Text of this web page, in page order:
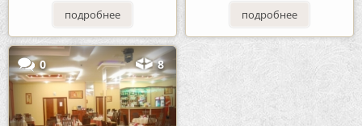
подробнее подробнее
0 8